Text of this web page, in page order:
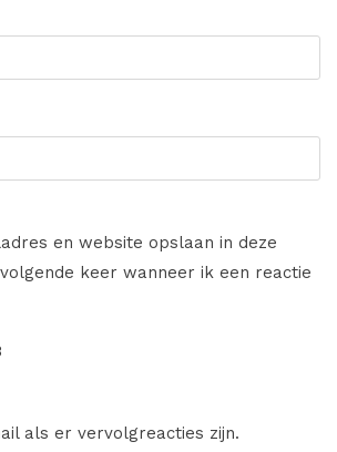
en website opslaan in deze
keer wanneer ik een reactie
als er vervolgreacties zijn.